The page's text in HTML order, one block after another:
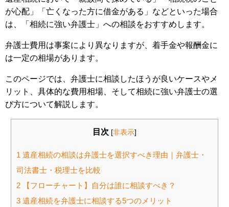
が心配」「亡くなった方に借金がある」などといった場合
は、「相続に強い弁護士」への相談をおすすめします。
弁護士費用は事案により異なりますが、着手金や報酬金に
は一定の相場があります。
このページでは、弁護士に相談したほうが良いケースやメ
リット、具体的な費用相場、そして相続に強い弁護士の選
び方について解説します。
目次 [非表示]
1 遺産相続の相談は弁護士を選択すべき理由｜弁護士・
司法書士・税理士を比較
2 【フローチャート】自分は誰に相談すべき？
3 遺産相続を弁護士に相談する5つのメリット